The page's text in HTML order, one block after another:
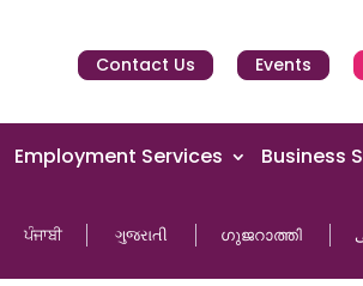
Contact Us Events
Employment Services Business
ਪੰਜਾਬੀ ગુજરાતી ഗുജറാത്തി